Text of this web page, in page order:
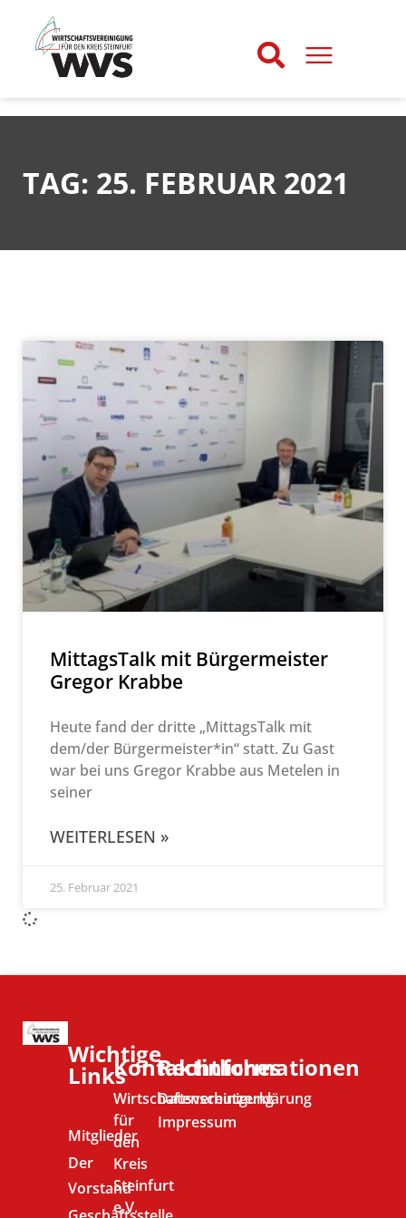
TAG: 25. FEBRUAR 2021
MittagsTalk mit Bürgermeister
Gregor Krabbe
Heute fand der dritte „MittagsTalk mit
dem/der Bürgermeister*in“ statt. Zu Gast
war bei uns Gregor Krabbe aus Metelen in
seiner
WEITERLESEN »
25. Februar 2021
Wichtige
Links
Mitglieder
Der
Vorstand
Kontaktinformationen
Wirtschaftsvereinigung
für
den
Kreis
Steinfurt
e.V.
Rechtliches
Datenschutzerklärung
Impressum